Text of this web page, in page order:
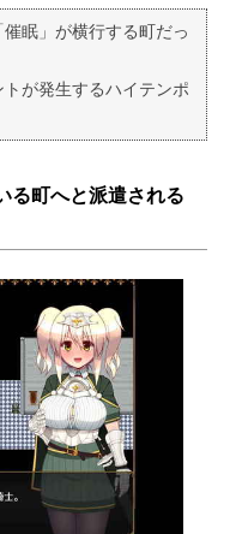
眠」が横行する町だっ
が発生するハイテンポ
る町へと派遣される